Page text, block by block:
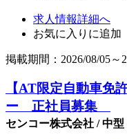
求人情報詳細へ
お気に入りに追加
掲載期間：2026/08/05～
【AT限定自動車免
ー 正社員募集
センコー株式会社 / 中